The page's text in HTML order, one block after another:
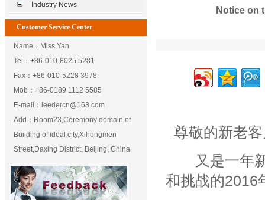
Industry News
Customer Service Center
Name：Miss Yan
Tel：+86-010-8025 5281
Fax：+86-010-5228 3978
Mob：+86-0189 1112 5585
E-mail：leedercn@163.com
Add：Room23,Ceremony domain of
Building of ideal city,Xihongmen
Street,Daxing District, Beijing, China
Notice on
尊敬的新老
又是一年新
和挑战的2016